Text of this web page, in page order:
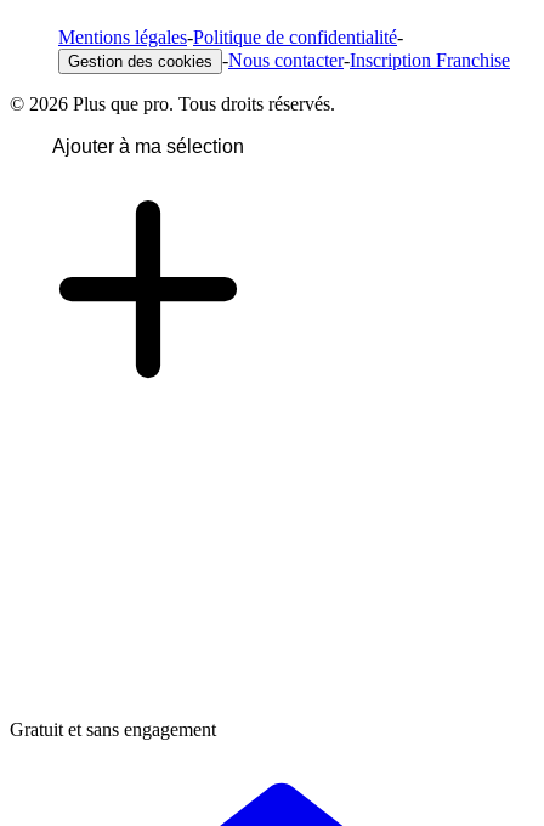
Mentions légales-Politique de confidentialité-
Gestion des cookies -Nous contacter-Inscription Franchise
© 2026 Plus que pro. Tous droits réservés.
Ajouter à ma sélection
Gratuit et sans engagement